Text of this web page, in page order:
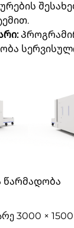
წარმადობა
3000 ×